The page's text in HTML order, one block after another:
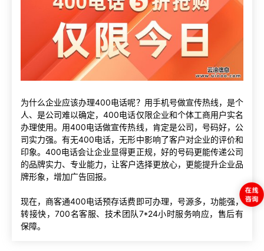
为什么企业应该办理400电话呢？用手机号做宣传热线，是个
人、是公司难以确定，400电话仅限企业和个体工商用户实名
办理使用。用400电话做宣传热线，肯定是公司，号码好，公
司实力强。有无400电话，无形中影响了客户对企业的评价和
印象。400电话会让企业显得更正规，好的号码更能传递公司
的品牌实力、专业能力，让客户选择更放心，更能提升企业品
牌形象，增加广告回报。
现在，商客通400电话预存话费即可办理，号源多，功能强，
转接快，700名客服、技术团队7*24小时服务响应，售后有
保障。